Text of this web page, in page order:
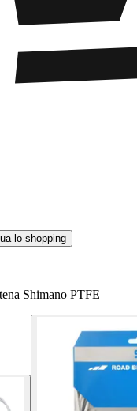
lo shopping
Shimano PTFE